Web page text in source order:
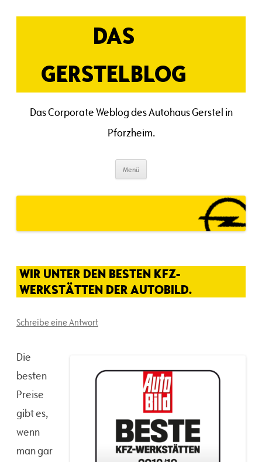
Inhalt
DAS
GERSTELBLOG
Das Corporate Weblog des Autohaus Gerstel in
Pforzheim.
Menü
WIR UNTER DEN BESTEN KFZ-
WERKSTÄTTEN DER AUTOBILD.
Schreibe eine Antwort
Die
besten
Preise
gibt es,
wenn
man gar